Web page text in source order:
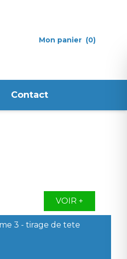
Mon panier (0)
Contact
VOIR +